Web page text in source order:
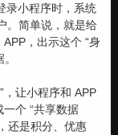
录小程序时，系统
。简单说，就是给
，出示这个 “身
，让小程序和 APP
个 “共享数据
还是积分、优惠